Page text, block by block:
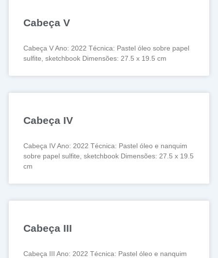
Cabeça V
Cabeça V Ano: 2022 Técnica: Pastel óleo sobre papel
sulfite, sketchbook Dimensões: 27.5 x 19.5 cm
Cabeça IV
Cabeça IV Ano: 2022 Técnica: Pastel óleo e nanquim
sobre papel sulfite, sketchbook Dimensões: 27.5 x 19.5
cm
Cabeça III
Cabeça III Ano: 2022 Técnica: Pastel óleo e nanquim